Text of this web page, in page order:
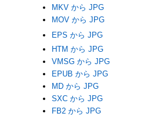
MKV から JPG
MOV から JPG
EPS から JPG
HTM から JPG
VMSG から JPG
EPUB から JPG
MD から JPG
SXC から JPG
FB2 から JPG